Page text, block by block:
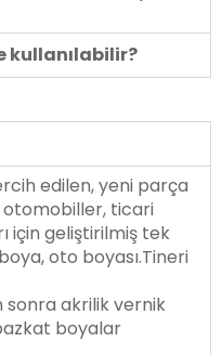
kullanılabilir?
edilen, yeni parça
otomobiller, ticari
için geliştirilmiş tek
oto boyası.Tineri
sonra akrilik vernik
boyalar